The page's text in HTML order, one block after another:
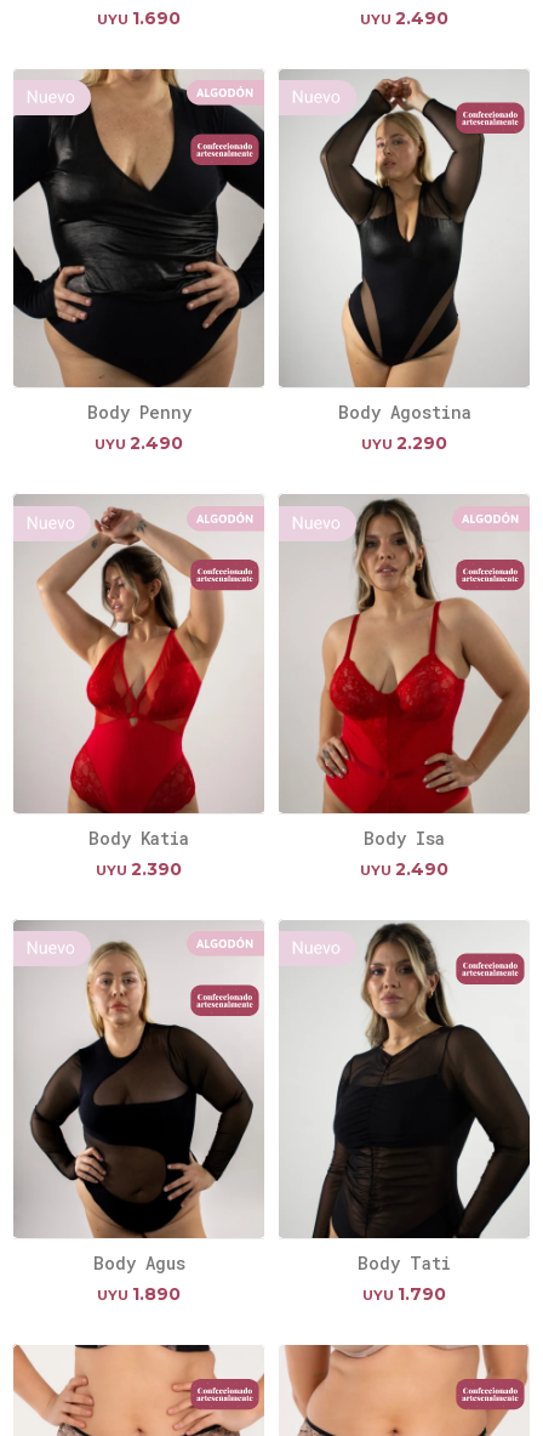
UYU 1.690 UYU 2.490
Body Penny
UYU 2.490
Body Agostina
UYU 2.290
Body Katia
UYU 2.390
Body Isa
UYU 2.490
Body Agus
UYU 1.890
Body Tati
UYU 1.790